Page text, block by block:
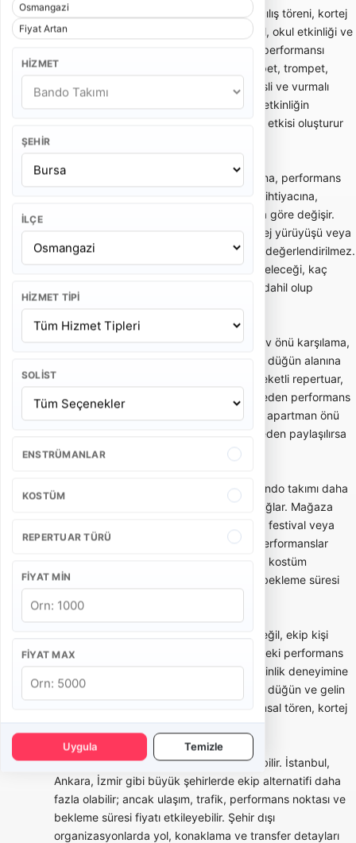
Osmangazi
Fiyat Artan
HIZMET
ŞEHIR
İLÇE
HIZMET TIPI
SOLIST
ENSTRÜMANLAR
KOSTÜM
REPERTUAR TÜRÜ
FIYAT MIN
FIYAT MAX
Uygula Temizle
Bando takımı; gelin alma, düğün girişi, açılış töreni, kortej
yürüyüşü, sünnet organizasyonu, festival, okul etkinliği ve
kurumsal davetlerde enerjik canlı müzik performansı
sunan gezici müzik ekibidir. Davul, trampet, trompet,
klarnet, saksafon, zurna veya farklı nefesli ve vurmalı
enstrümanlardan oluşabilir. Bando ekibi, etkinliğin
başlangıcında dikkat çekici bir karşılama etkisi oluşturur
Bando takımı fiyatları; ekipteki kişi sayısına, performans
süresine, etkinlik yerine, şehir dışı ulaşım ihtiyacına,
kostüm tercihine ve repertuar kapsamına göre değişir.
Kısa gelin alma performansı ile uzun kortej yürüyüşü veya
kurumsal açılış programı aynı kapsamda değerlendirilmez.
Bu yüzden teklif alırken kaç kişilik ekip geleceği, kaç
dakika performans yapılacağı ve ulaşım dahil olup
olmadığı netleştirilmelidir.
Gelin alma ve düğün bandosu, özellikle ev önü karşılama,
gelin çıkarma, konvoy öncesi eğlence ve düğün alanına
enerjik giriş gibi anlarda tercih edilir. Hareketli repertuar,
oyun havaları ve davetlileri sürece dahil eden performans
tarzı bu kullanımda önemlidir. Dar sokak, apartman önü
veya açık alan gibi mekan detayları önceden paylaşılırsa
ekip planlaması daha doğru yapılır.
Açılış, kortej ve kurumsal etkinliklerde bando takımı daha
düzenli, ritimli ve dikkat çekici bir akış sağlar. Mağaza
açılışı, belediye etkinliği, okul töreni, fuar, festival veya
marka aktivasyonlarında kısa ve güçlü performanslar
tercih edilebilir. Bu tür organizasyonlarda kostüm
bütünlüğü, saat planı, yürüyüş rotası ve bekleme süresi
teklifin önemli parçalarıdır.
Bando takımı seçerken yalnızca fiyata değil, ekip kişi
sayısına, repertuar örneklerine, daha önceki performans
videolarına, kostüm seçeneklerine ve etkinlik deneyimine
bakmak gerekir. Bazı bandolar daha çok düğün ve gelin
alma odaklı çalışırken, bazı ekipler kurumsal tören, kortej
Şehre göre bando takımı fiyatları değişebilir. İstanbul,
Ankara, İzmir gibi büyük şehirlerde ekip alternatifi daha
fazla olabilir; ancak ulaşım, trafik, performans noktası ve
bekleme süresi fiyatı etkileyebilir. Şehir dışı
organizasyonlarda yol, konaklama ve transfer detayları